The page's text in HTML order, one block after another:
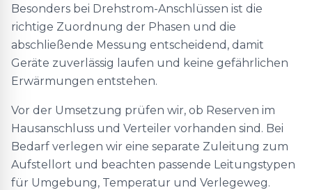
Besonders bei Drehstrom-Anschlüssen ist die
richtige Zuordnung der Phasen und die
abschließende Messung entscheidend, damit
Geräte zuverlässig laufen und keine gefährlichen
Erwärmungen entstehen.
Vor der Umsetzung prüfen wir, ob Reserven im
Hausanschluss und Verteiler vorhanden sind. Bei
Bedarf verlegen wir eine separate Zuleitung zum
Aufstellort und beachten passende Leitungstypen
für Umgebung, Temperatur und Verlegeweg.